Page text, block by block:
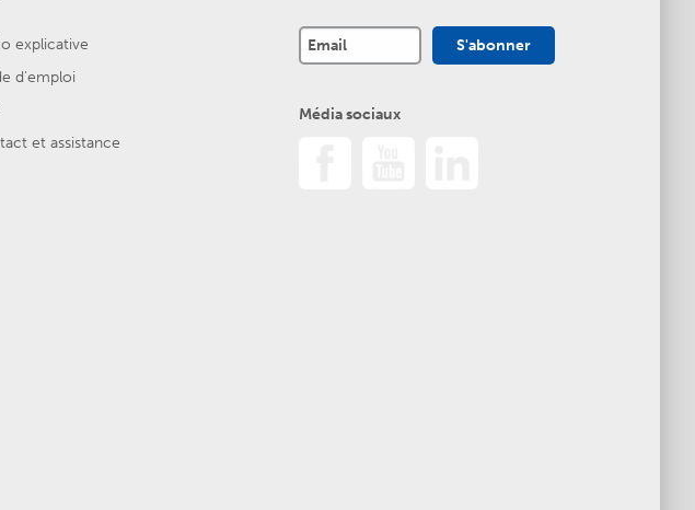
explicative
d'emploi
et assistance
Média sociaux